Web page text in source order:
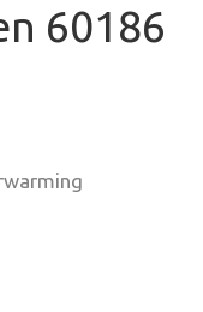
60186